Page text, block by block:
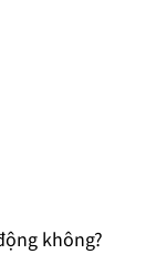
không?